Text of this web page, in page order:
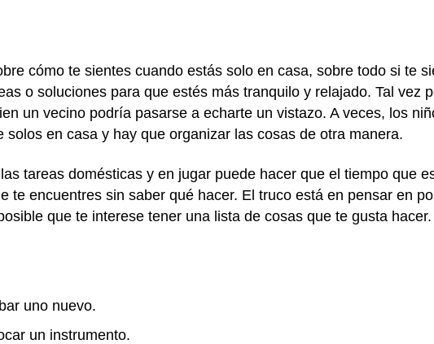
cómo te sientes cuando estás solo en casa, sobre todo si te
o soluciones para que estés más tranquilo y relajado. Tal vez
un vecino podría pasarse a echarte un vistazo. A veces, los
solos en casa y hay que organizar las cosas de otra manera.
tareas domésticas y en jugar puede hacer que el tiempo que
te encuentres sin saber qué hacer. El truco está en pensar en
que te interese tener una lista de cosas que te gusta
uno nuevo.
un instrumento.